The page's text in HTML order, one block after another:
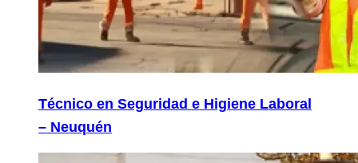
Técnico en Seguridad e Higiene Laboral
– Neuquén